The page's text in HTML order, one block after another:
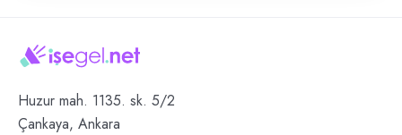
Huzur mah. 1135. sk. 5/2
Çankaya, Ankara